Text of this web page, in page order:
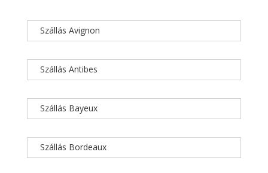
Szállás Avignon
Szállás Antibes
Szállás Bayeux
Szállás Bordeaux